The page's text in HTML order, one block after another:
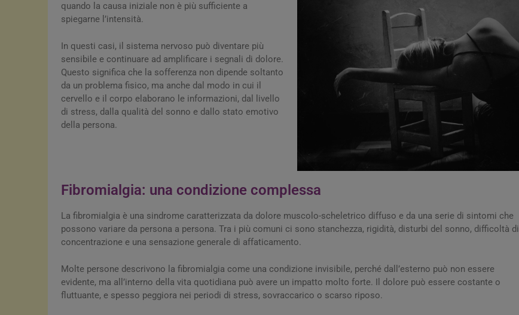
quando la causa iniziale non è più sufficiente a
spiegarne l’intensità.
In questi casi, il sistema nervoso può diventare più
sensibile e continuare ad amplificare i segnali di dolore.
Questo significa che la sofferenza non dipende soltanto
da un problema fisico, ma anche dal modo in cui il
cervello e il corpo elaborano le informazioni, dal livello
di stress, dalla qualità del sonno e dallo stato emotivo
della persona.
Fibromialgia: una condizione complessa
La fibromialgia è una sindrome caratterizzata da dolore muscolo-scheletrico diffuso e da una serie di sintomi che
possono variare da persona a persona. Tra i più comuni ci sono stanchezza, rigidità, disturbi del sonno, difficoltà di
concentrazione e una sensazione generale di affaticamento.
Molte persone descrivono la fibromialgia come una condizione invisibile, perché dall’esterno può non essere
evidente, ma all’interno della vita quotidiana può avere un impatto molto forte. Il dolore può essere costante o
fluttuante, e spesso peggiora nei periodi di stress, sovraccarico o scarso riposo.